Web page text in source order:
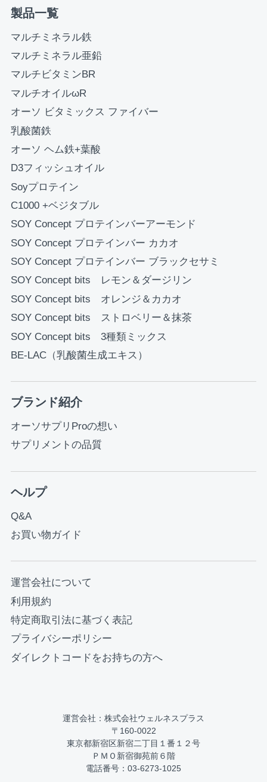
お買い物を続ける
製品一覧
マルチミネラル鉄
マルチミネラル亜鉛
マルチビタミンBR
マルチオイルωR
オーソ ビタミックス ファイバー
乳酸菌鉄
オーソ ヘム鉄+葉酸
D3フィッシュオイル
Soyプロテイン
C1000 +ベジタブル
SOY Concept プロテインバーアーモンド
SOY Concept プロテインバー カカオ
SOY Concept プロテインバー ブラックセサミ
SOY Concept bits レモン＆ダージリン
SOY Concept bits オレンジ＆カカオ
SOY Concept bits ストロベリー＆抹茶
SOY Concept bits 3種類ミックス
BE-LAC（乳酸菌生成エキス）
ブランド紹介
オーソサプリProの想い
サプリメントの品質
ヘルプ
Q&A
お買い物ガイド
運営会社について
利用規約
特定商取引法に基づく表記
プライバシーポリシー
ダイレクトコードをお持ちの方へ
運営会社：株式会社ウェルネスプラス
〒160-0022
東京都新宿区新宿二丁目１番１２号
ＰＭＯ新宿御苑前６階
電話番号：03-6273-1025